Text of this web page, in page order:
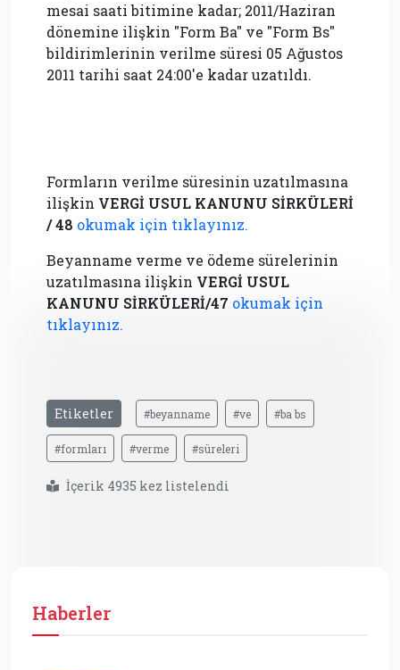
mesai saati bitimine kadar; 2011/Haziran
dönemine ilişkin "Form Ba" ve "Form Bs"
bildirimlerinin verilme süresi 05 Ağustos
2011 tarihi saat 24:00'e kadar uzatıldı.
Formların verilme süresinin uzatılmasına
ilişkin VERGİ USUL KANUNU SİRKÜLERİ
/ 48 okumak için tıklayınız.
Beyanname verme ve ödeme sürelerinin
uzatılmasına ilişkin VERGİ USUL
KANUNU SİRKÜLERİ/47 okumak için
tıklayınız.
Etiketler #beyanname #ve #ba bs
#formları #verme #süreleri
İçerik 4935 kez listelendi
Haberler